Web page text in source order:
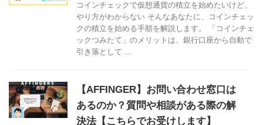
コインチェックで仮想通貨の積立を始めたいけど、
やり方がわからない そんなあなたに、コインチェッ
クの積立を始める手順を解説します。 「コインチェ
ックつみたて」のメリットは、銀行口座から自動で
引き落として ...
【AFFINGER】お問い合わせ窓口は
あるのか？質問や相談がある際の解
決法【こちらでお受けします】